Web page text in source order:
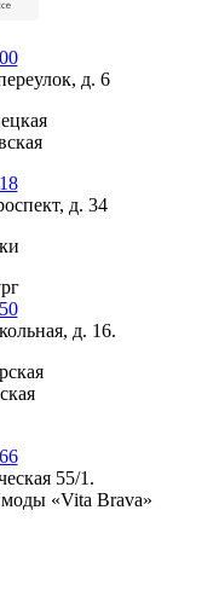
д. 6
д. 34
д. 16.
55/1.
«Vita Brava»